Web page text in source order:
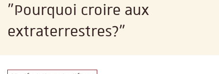
"Pourquoi croire aux
extraterrestres?"